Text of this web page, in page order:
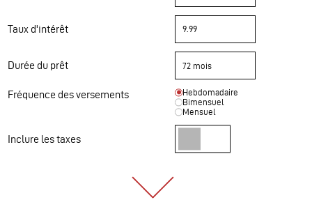
Taux d'intérêt
Durée du prêt
Fréquence des versements
Hebdomadaire
Bimensuel
Mensuel
Inclure les taxes